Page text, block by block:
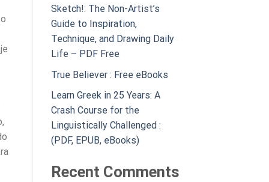
Sketch!: The Non-Artist’s
Guide to Inspiration,
Technique, and Drawing Daily
Life – PDF Free
True Believer : Free eBooks
Learn Greek in 25 Years: A
Crash Course for the
Linguistically Challenged :
(PDF, EPUB, eBooks)
Recent Comments